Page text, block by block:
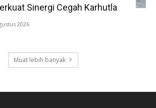
Sinergi Cegah Karhutla
2026
Muat lebih banyak